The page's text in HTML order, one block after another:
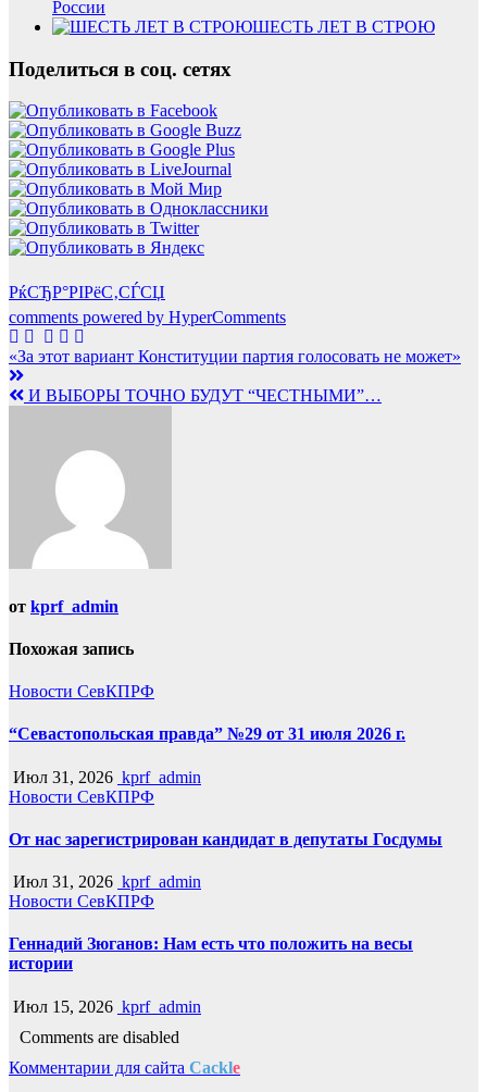
России
ШЕСТЬ ЛЕТ В СТРОЮ
Поделиться в соц. сетях
РќСЂР°РІРёС‚СЃСЏ
comments powered by HyperComments
Навигация
по
«За этот вариант Конституции партия голосовать не может»
И ВЫБОРЫ ТОЧНО БУДУТ “ЧЕСТНЫМИ”…
от kprf_admin
Похожая запись
Новости СевКПРФ
“Севастопольская правда” №29 от 31 июля 2026 г.
Июл 31, 2026 kprf_admin
Новости СевКПРФ
От нас зарегистрирован кандидат в депутаты Госдумы
Июл 31, 2026 kprf_admin
Новости СевКПРФ
Геннадий Зюганов: Нам есть что положить на весы
истории
Июл 15, 2026 kprf_admin
Comments are disabled
Комментарии для сайта Cackle